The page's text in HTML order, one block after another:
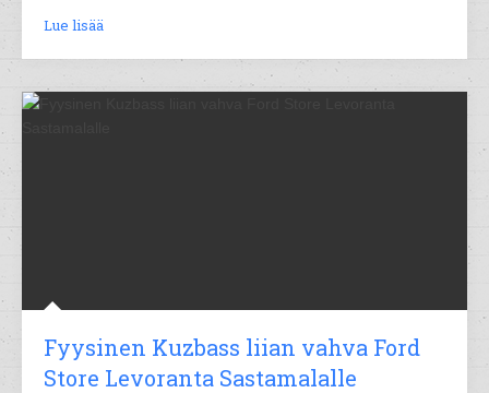
Lue lisää
Fyysinen Kuzbass liian vahva Ford
Store Levoranta Sastamalalle